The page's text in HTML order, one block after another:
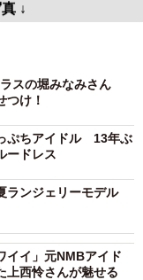
↓
スの堀みなみさん
つけ！
ぷちアイドル 13年ぶ
ードレス
ランジェリーモデル
イイ」元NMBアイド
西怜さんが魅せる